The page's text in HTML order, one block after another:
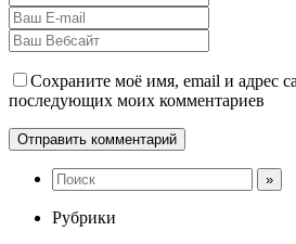
Сохраните моё имя, email и адрес
последующих моих комментариев
Рубрики